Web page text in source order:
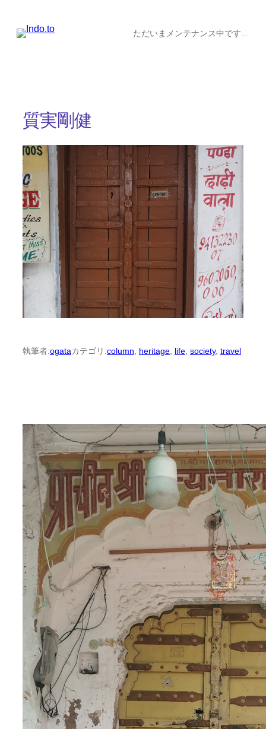
ただいまメンテナンス中です…
質実剛健
執筆者:ogataカテゴリ:column heritage life society, travel